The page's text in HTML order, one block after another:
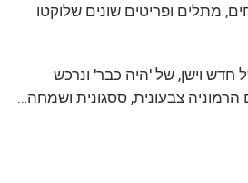
מתלים ופריטים שונים שלוקטו
חדש וישן, של 'היה כבר' ונרכש
הרמוניה צבעונית, ססגונית ושמחה…